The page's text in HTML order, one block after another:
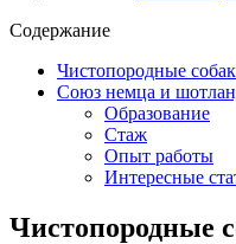
Содержание
Чистопородные
Союз немца и
Образование
Стаж
Опыт работы
Интересные
Чистопородные